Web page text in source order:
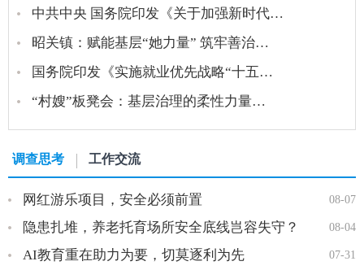
中共中央 国务院印发《关于加强新时代…
昭关镇：赋能基层“她力量” 筑牢善治…
国务院印发《实施就业优先战略“十五…
“村嫂”板凳会：基层治理的柔性力量…
调查思考 工作交流
08-07
网红游乐项目，安全必须前置
08-04
隐患扎堆，养老托育场所安全底线岂容失守？
07-31
AI教育重在助力为要，切莫逐利为先